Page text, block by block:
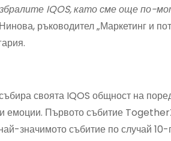
IQOS, като сме още по-
ръководител „Маркетинг и
своята IQOS общност на
емоции. Първото събитие
значимото събитие по случай